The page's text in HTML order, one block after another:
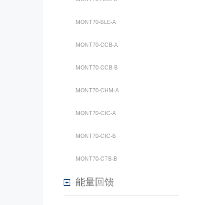
MONT70-BLE-A
MONT70-CCB-A
MONT70-CCB-B
MONT70-CHM-A
MONT70-CIC-A
MONT70-CIC-B
MONT70-CTB-B
能量回馈